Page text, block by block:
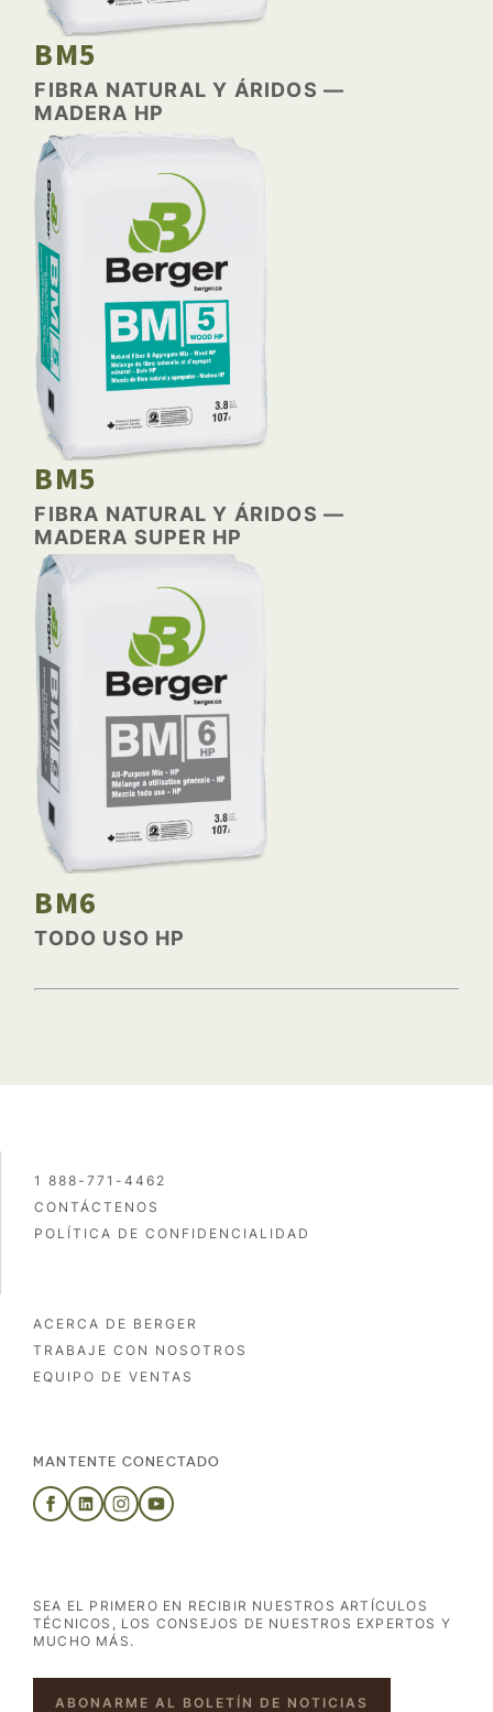
BM5
FIBRA NATURAL Y ÁRIDOS —
MADERA HP
BM5
FIBRA NATURAL Y ÁRIDOS —
MADERA SUPER HP
BM6
TODO USO HP
1 888-771-4462
CONTÁCTENOS
POLÍTICA DE CONFIDENCIALIDAD
ACERCA DE BERGER
TRABAJE CON NOSOTROS
EQUIPO DE VENTAS
MANTENTE CONECTADO
SEA EL PRIMERO EN RECIBIR NUESTROS ARTÍCULOS
TÉCNICOS, LOS CONSEJOS DE NUESTROS EXPERTOS Y
MUCHO MÁS.
ABONARME AL BOLETÍN DE NOTICIAS